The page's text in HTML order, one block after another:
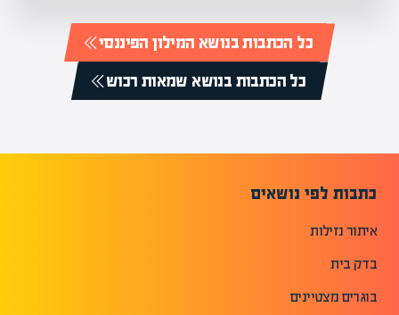
כל הכתבות בנושא המילון הפיננסי
כל הכתבות בנושא שמאות רכוש
כתבות לפי נושאים
איתור נזילות
בדק בית
בוגרים מצטיינים